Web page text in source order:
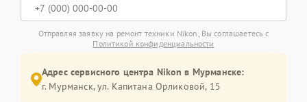
Отправляя заявку на ремонт техники Nikon, Вы соглашаетесь с
Политикой конфиденциальности
Адрес сервисного центра Nikon в Мурманске:
г. Мурманск, ул. Капитана Орликовой, 15